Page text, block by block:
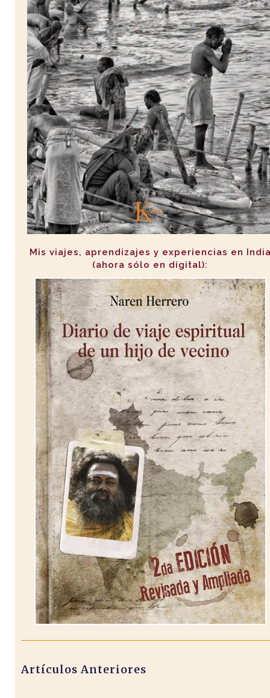
Mis viajes, aprendizajes y experiencias en
(ahora sólo en digital):
Artículos Anteriores